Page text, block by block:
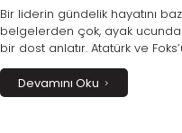
Bir liderin gündelik hayatını
belgelerden çok, ayak
bir dost anlatır. Atatürk ve
Çankaya’daki anılardan
hatıraya uzanan yönleriyle
Devamını Oku